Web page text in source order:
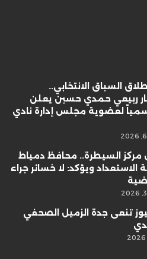
السباق الانتخابي..
ربيعي حمدي حسين يعلن
لعضوية مجلس إدارة نادي
السيطرة.. محافظ دمياط
الاستعداد ويؤكد: لا خسائر جراء
تنعى جدة الزميل الصحفي